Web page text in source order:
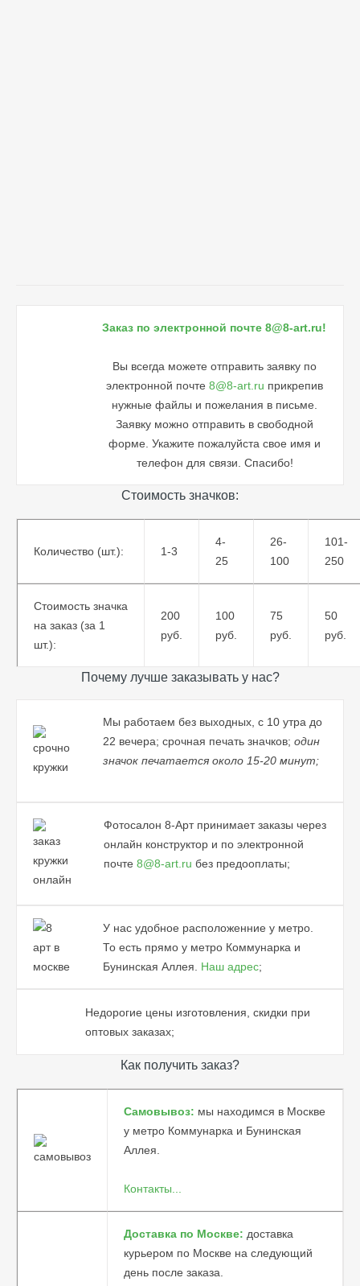
Заказ по электронной почте 8@8-art.ru!
Вы всегда можете отправить заявку по
электронной почте 8@8-art.ru прикрепив
нужные файлы и пожелания в письме.
Заявку можно отправить в свободной
форме. Укажите пожалуйста свое имя и
телефон для связи. Спасибо!
Стоимость значков:
Количество (шт.): 1-3
4-
25
26-
100
101-
250
Стоимость значка
на заказ (за 1
шт.):
200
руб.
100
руб.
75
руб.
50
руб.
Почему лучше заказывать у нас?
Мы работаем без выходных, с 10 утра до
22 вечера; срочная печать значков; один
значок печатается около 15-20 минут;
Фотосалон 8-Арт принимает заказы через
онлайн конструктор и по электронной
почте 8@8-art.ru без предооплаты;
У нас удобное расположенние у метро.
То есть прямо у метро Коммунарка и
Бунинская Аллея. Наш адрес;
Недорогие цены изготовления, скидки при
оптовых заказах;
Как получить заказ?
Самовывоз: мы находимся в Москве
у метро Коммунарка и Бунинская
Аллея.
Контакты...
Доставка по Москве: доставка
курьером по Москве на следующий
день после заказа.